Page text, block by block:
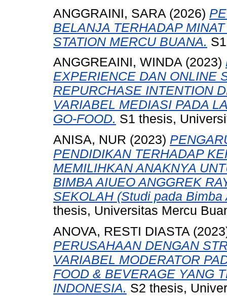
ANGGRAINI, SARA (2026)
BELANJA TERHADAP
STATION MERCU BUANA.
ANGGREAINI, WINDA(2023)
EXPERIENCE DAN ONLINE
REPURCHASE INTENTION
VARIABEL MEDIASI PADA
GO-FOOD. S1 thesis,
ANISA, NUR (2023)
PENDIDIKAN TERHADAP
MEMILIHKAN ANAKNYA
BIMBA AIUEO ANGGREK
SEKOLAH (Studi pada
thesis, Universitas Mercu
ANOVA, RESTI DIASTA
PERUSAHAAN DENGAN
VARIABEL MODERATOR
FOOD & BEVERAGE YANG
INDONESIA. S2 thesis,